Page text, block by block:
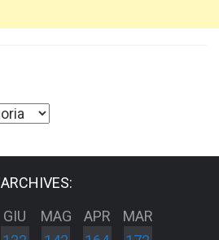
ARCHIVES:
GIU
MAG
APR
MAR